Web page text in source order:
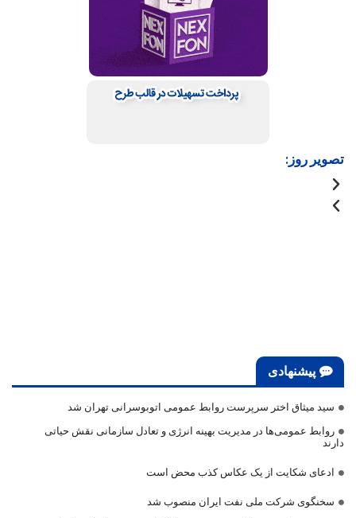
تصویر روز:
پیشنهادی
سید میثاق اختر سرپرست روابط عمومی اتوبوسرانی تهران شد
روابط عمومی‌ها در مدیریت بهینه انرژی و تعادل سازمانی نقش حیاتی
دارند
ادعای شکایت از یک عکاس کذب محض است
سخنگوی شرکت ملی نفت ایران منصوب شد